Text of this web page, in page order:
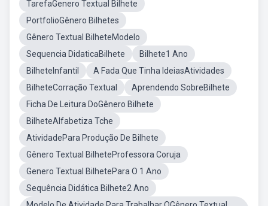
TarefaGenero Textual Bilhete
PortfolioGênero Bilhetes
Gênero Textual BilheteModelo
Sequencia DidaticaBilhete
Bilhete1 Ano
BilheteInfantil
A Fada Que Tinha IdeiasAtividades
BilheteCorração Textual
Aprendendo SobreBilhete
Ficha De Leitura DoGênero Bilhete
BilheteAlfabetiza Tche
AtividadePara Produção De Bilhete
Gênero Textual BilheteProfessora Coruja
Genero Textual BilhetePara O 1 Ano
Sequência Didática Bilhete2 Ano